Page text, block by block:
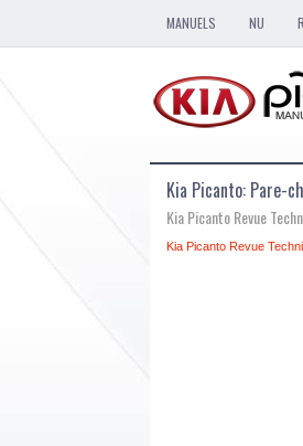
MANUELS NU
Kia Picanto: Pare-
Kia Picanto Revue
Kia Picanto Revue